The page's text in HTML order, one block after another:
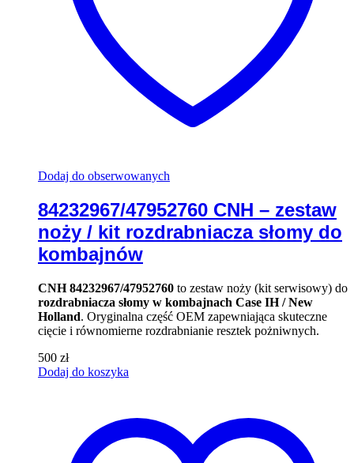
Dodaj do obserwowanych
84232967/47952760 CNH – zestaw
noży / kit rozdrabniacza słomy do
kombajnów
CNH 84232967/47952760 to zestaw noży (kit serwisowy) do
rozdrabniacza słomy w kombajnach Case IH / New
Holland. Oryginalna część OEM zapewniająca skuteczne
cięcie i równomierne rozdrabnianie resztek pożniwnych.
500 zł
Dodaj do koszyka